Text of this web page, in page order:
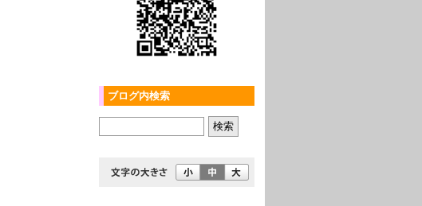
ブログ内検索